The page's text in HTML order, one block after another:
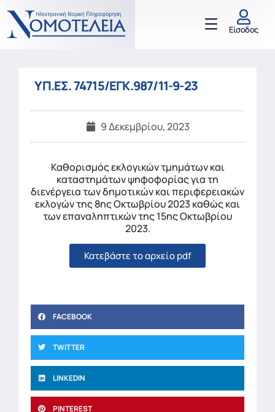
Είσοδος
ΥΠ.ΕΣ. 74715/ΕΓΚ.987/11-9-23
9 Δεκεμβρίου, 2023
Καθορισμός εκλογικών τμημάτων και
καταστημάτων ψηφοφορίας για τη
διενέργεια των δημοτικών και περιφερειακών
εκλογών της 8ης Οκτωβρίου 2023 καθώς και
των επαναληπτικών της 15ης Οκτωβρίου
2023.
Κατεβάστε το αρχείο pdf
FACEBOOK
TWITTER
LINKEDIN
PINTEREST